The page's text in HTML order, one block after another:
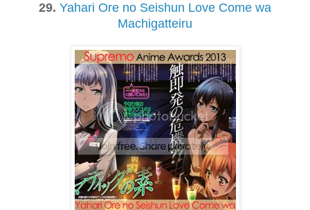
29. Yahari Ore no Seishun Love Come wa
Machigatteiru